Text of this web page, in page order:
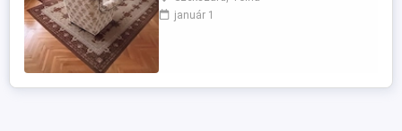
eladó egy 64 m2-es, magasföldszinti,
téglaépítésű lakás. Az ingatlan praktikus
január 1